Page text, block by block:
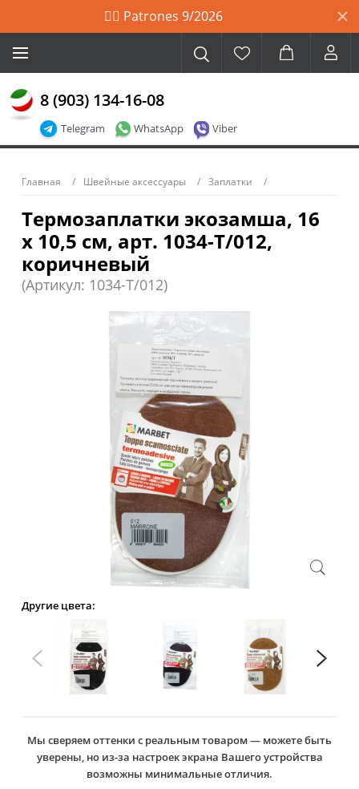
🙋‍♀️ Patrones 9/2026
Telegram WhatsApp Viber
8 (903) 134-16-08
Главная Швейные аксессуары Заплатки
Термозаплатки экозамша, 16
х 10,5 см, арт. 1034-Т/012,
коричневый
(Артикул: 1034-T/012)
Другие цвета:
Мы сверяем оттенки с реальным товаром — можете быть
уверены, но из-за настроек экрана Вашего устройства
возможны минимальные отличия.